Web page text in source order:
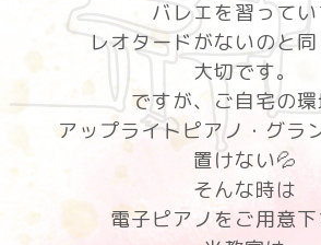
バレエを習ってい
レオタードがないのと
大切です。
ですが、ご自宅の
アップライトピアノ・グラ
置けない💦
そんな時は
電子ピアノをご用意下